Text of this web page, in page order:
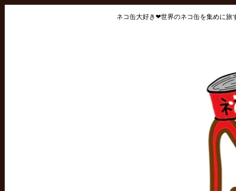
ネコ缶大好き❤世界のネコ缶を集めに旅